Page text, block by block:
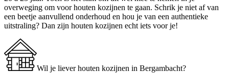
overweging om voor houten kozijnen te gaan. Schrik je niet af van
een beetje aanvullend onderhoud en hou je van een authentieke
uitstraling? Dan zijn houten kozijnen echt iets voor je!
Wil je liever houten kozijnen in Bergambacht?